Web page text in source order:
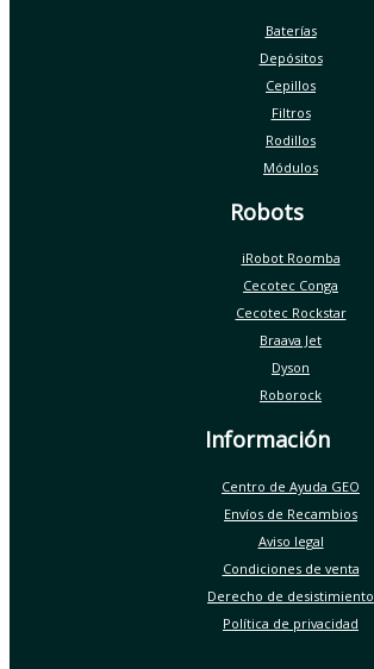
Baterías
Depósitos
Cepillos
Filtros
Rodillos
Módulos
Robots
iRobot Roomba
Cecotec Conga
Cecotec Rockstar
Braava Jet
Dyson
Roborock
Información
Centro de Ayuda GEO
Envíos de Recambios
Aviso legal
Condiciones de venta
Derecho de desistimiento
Política de privacidad